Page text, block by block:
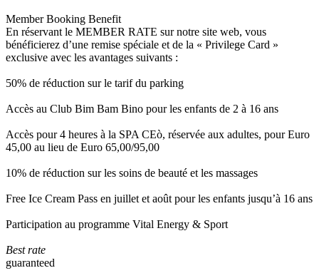
Member Booking Benefit
En réservant le MEMBER RATE sur notre site web, vous
bénéficierez d’une remise spéciale et de la « Privilege Card »
exclusive avec les avantages suivants :
50% de réduction sur le tarif du parking
Accès au Club Bim Bam Bino pour les enfants de 2 à 16 ans
Accès pour 4 heures à la SPA CEò, réservée aux adultes, pour Euro
45,00 au lieu de Euro 65,00/95,00
10% de réduction sur les soins de beauté et les massages
Free Ice Cream Pass en juillet et août pour les enfants jusqu’à 16 ans
Participation au programme Vital Energy & Sport
Best rate
guaranteed